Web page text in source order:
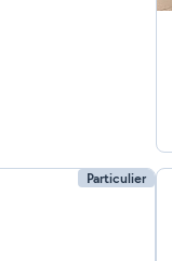
Particulier